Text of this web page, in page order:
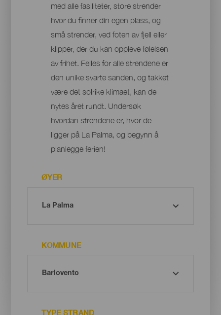
med alle fasiliteter, store strender
hvor du finner din egen plass, og
små strender, ved foten av fjell eller
klipper, der du kan oppleve følelsen
av frihet. Felles for alle strendene er
den unike svarte sanden, og takket
være det solrike klimaet, kan de
nytes året rundt. Undersøk
hvordan strendene er, hvor de
ligger på La Palma, og begynn å
planlegge ferien!
ØYER
KOMMUNE
TYPE STRAND